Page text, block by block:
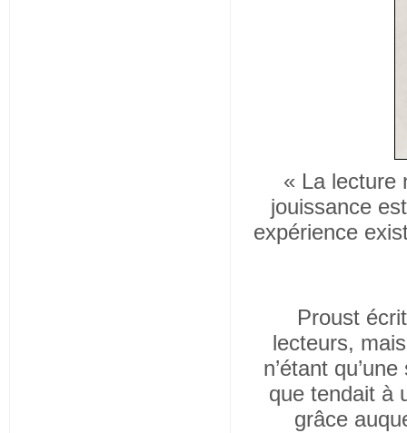
« La lecture
jouissance
expérience
Proust
lecteurs,
n’étant
que tendait à
grâce